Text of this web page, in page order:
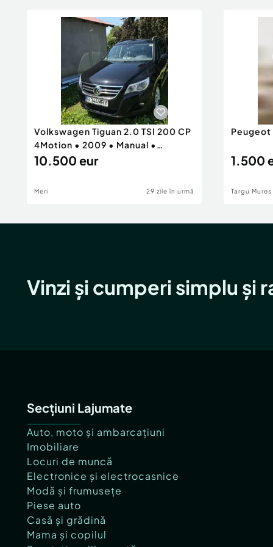
Volkswagen Tiguan 2.0 TSI 200 CP
4Motion • 2009 • Manual •
Benzină
10.500 eur
Meri 29 zile în urmă
Peugeot
1.500
Targu Mures
Vinzi și cumperi simplu și
Secțiuni Lajumate
Auto, moto și ambarcațiuni
Imobiliare
Locuri de muncă
Electronice și electrocasnice
Modă și frumusețe
Piese auto
Casă și grădină
Mama și copilul